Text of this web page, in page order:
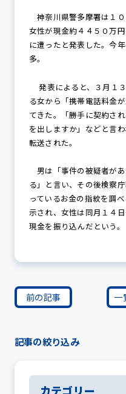
防
防
神奈川県警多摩署は１
女性が現金約４４５０万
に遭ったと発表した。今
多。
発表によると、３月１
る女から「携帯電話料金
てきた。「勝手に契約さ
を出しますか」などと言
転送された。
男は「事件の被疑者が
る」と言い、その後検察
っているお金の指紋を調
示され、女性は同月１４
現金を振り込んだという。
前の記事 一
記事の絞り込み
カテゴリー